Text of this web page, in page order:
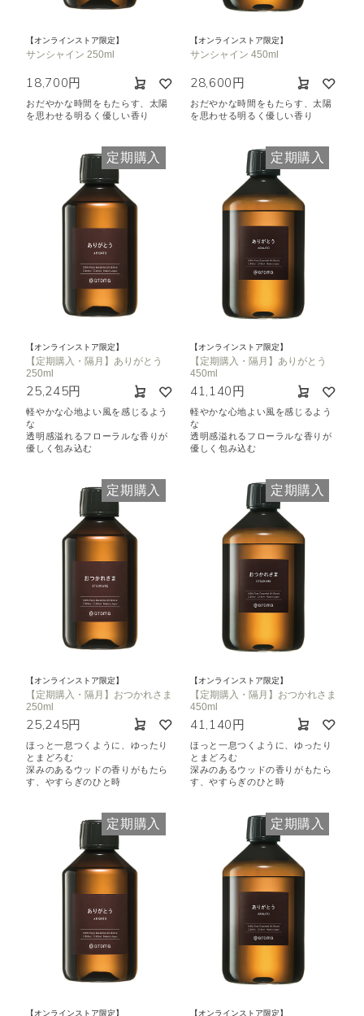
【オンラインストア限定】
サンシャイン 250ml
18,700円
おだやかな時間をもたらす、太陽
を思わせる明るく優しい香り
【オンラインストア限定】
サンシャイン 450ml
28,600円
おだやかな時間をもたらす、太陽
を思わせる明るく優しい香り
定期購入
【オンラインストア限定】
【定期購入・隔月】ありがとう
250ml
25,245円
軽やかな心地よい風を感じるよう
な
透明感溢れるフローラルな香りが
優しく包み込む
定期購入
【オンラインストア限定】
【定期購入・隔月】ありがとう
450ml
41,140円
軽やかな心地よい風を感じるよう
な
透明感溢れるフローラルな香りが
優しく包み込む
定期購入
【オンラインストア限定】
【定期購入・隔月】おつかれさま
250ml
25,245円
ほっと一息つくように、ゆったり
とまどろむ
深みのあるウッドの香りがもたら
す、やすらぎのひと時
定期購入
【オンラインストア限定】
【定期購入・隔月】おつかれさま
450ml
41,140円
ほっと一息つくように、ゆったり
とまどろむ
深みのあるウッドの香りがもたら
す、やすらぎのひと時
定期購入
【オンラインストア限定】
定期購入
【オンラインストア限定】